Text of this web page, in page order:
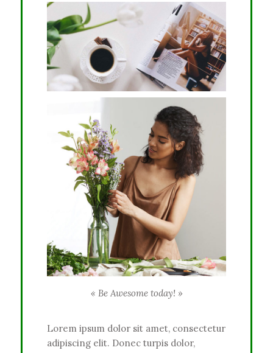
« Be Awesome today! »
Lorem ipsum dolor sit amet, consectetur
adipiscing elit. Donec turpis dolor,